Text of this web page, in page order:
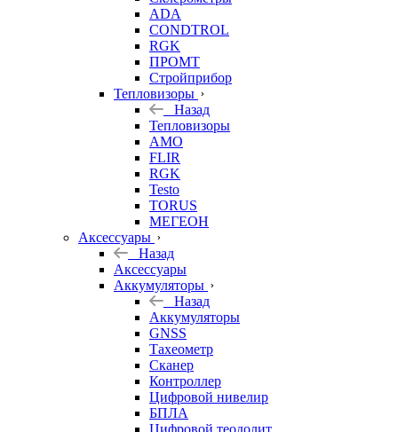
ADA
CONDTROL
RGK
ПРОМТ
Стройприбор
Тепловизоры
Назад
Тепловизоры
AMO
FLIR
RGK
Testo
TORUS
МЕГЕОН
Аксессуары
Назад
Аксессуары
Аккумуляторы
Назад
Аккумуляторы
GNSS
Тахеометр
Сканер
Контроллер
Цифровой нивелир
БПЛА
Цифровой теодолит